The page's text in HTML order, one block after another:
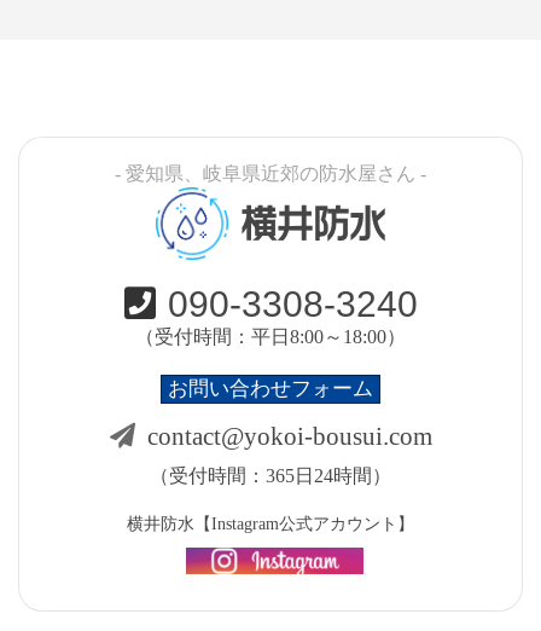
- 愛知県、岐阜県近郊の防水屋さん -
横井防水
090-3308-3240
（受付時間：平日8:00～18:00）
お問い合わせフォーム
contact@yokoi-bousui.com
（受付時間：365日24時間）
横井防水【Instagram公式アカウント】